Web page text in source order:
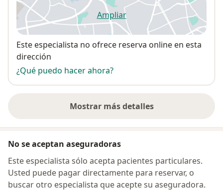
Ampliarse abre en una nueva
Disponibilidad
Este especialista no ofrece reserva online en esta
dirección
¿Qué puedo hacer ahora?
Mostrar más detalles
sobre la dirección
No se aceptan aseguradoras
Este especialista sólo acepta pacientes particulares.
Usted puede pagar directamente para reservar, o
buscar otro especialista que acepte su aseguradora.